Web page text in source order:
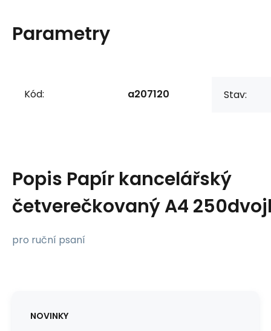
Parametry
Kód: a207120 Stav:
Popis Papír kancelářský
četverečkovaný A4
pro ruční psaní
NOVINKY